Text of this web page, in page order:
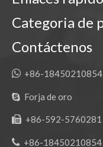
Categoria de
Contáctenos
 +86-18450210854
 Forja de oro
 +86-592-5760281
 +86-18450210854